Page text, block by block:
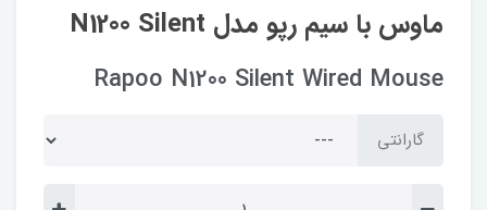
ماوس با سیم رپو مدل N1200 Silent
Rapoo N1200 Silent Wired Mouse
گارانتی